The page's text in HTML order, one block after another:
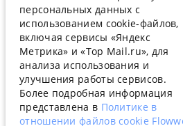
FRENCH
персональных данных с
использованием cookie-файлов,
включая сервисы «Яндекс
Метрика» и «Top Mail.ru», для
анализа использования и
улучшения работы сервисов.
Более подробная информация
представлена в Политике в
отношении файлов cookie